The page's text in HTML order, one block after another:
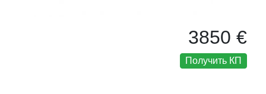
3850 €
Получить КП